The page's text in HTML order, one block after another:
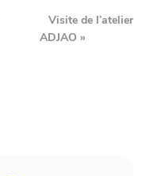
Visite de l’atelier
ADJAO »